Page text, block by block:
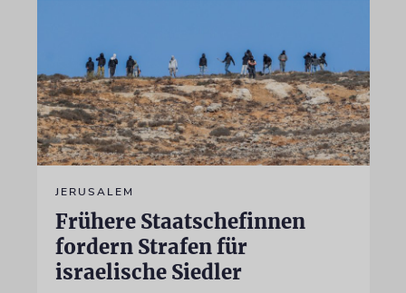
JERUSALEM
Frühere Staatschefinnen
fordern Strafen für
israelische Siedler